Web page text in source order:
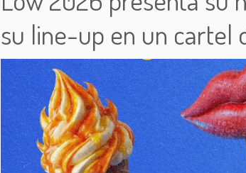
su line-up en un cartel